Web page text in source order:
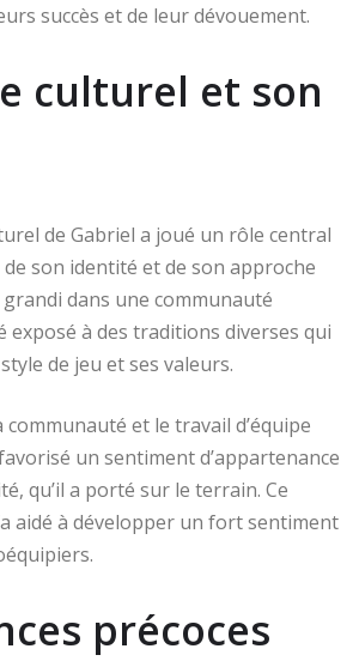
succès et de leur dévouement.
culturel et son
de Gabriel a joué un rôle central
son identité et de son approche
dans une communauté
exposé à des traditions diverses qui
de jeu et ses valeurs.
communauté et le travail d’équipe
un sentiment d’appartenance
qu’il a porté sur le terrain. Ce
aidé à développer un fort sentiment
précoces